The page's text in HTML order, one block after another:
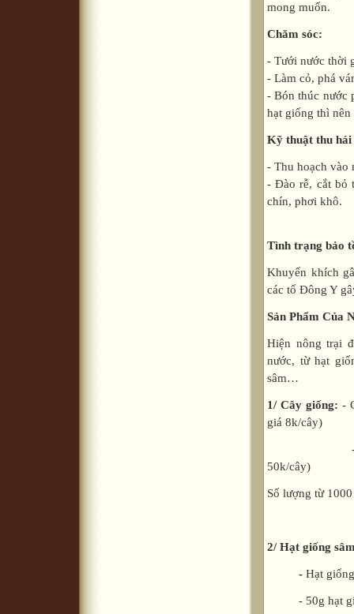
mong muốn.
Chăm sóc:
- Tưới nước thời
- Làm cỏ, phá
- Bón thúc nước
hạt giống thì
Kỹ thuật thu hái
- Thu hoạch vào
- Đào rễ, cắt bỏ
chín, phơi khô.
Tình trạng bảo
Khuyến khích
các tổ Đông Y
Sản Phẩm Của
Hiện nông trại
nước, từ hạt
sâm…
1/ Cây giống: -
giá 8k/cây)
- Cây 1
50k/cây)
Số lượng từ
2/ Hạt giống
- Hạt
- 50g hạt giá: